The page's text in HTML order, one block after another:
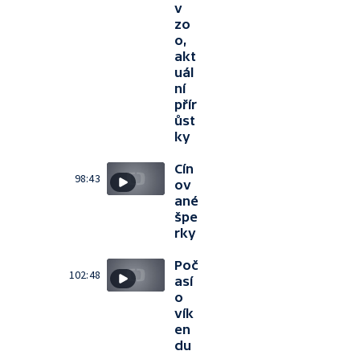
v
zo
o,
akt
uál
ní
přír
ůst
ky
98:43
Cín
ov
ané
špe
rky
102:48
Poč
así
o
vík
en
du